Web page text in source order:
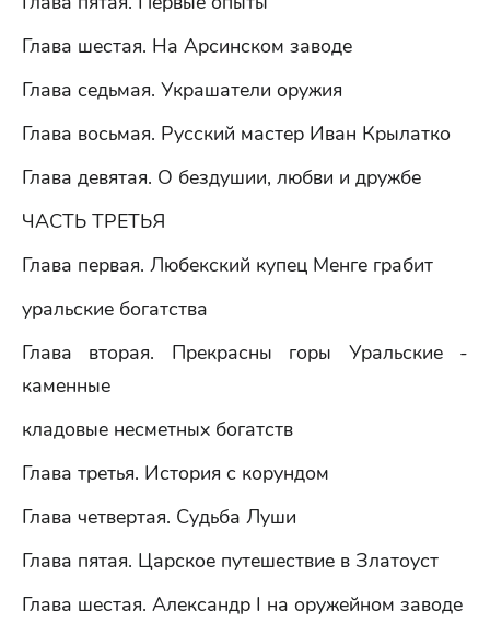
Глава шестая. На Арсинском заводе
Глава седьмая. Украшатели оружия
Глава восьмая. Русский мастер Иван Крылатко
Глава девятая. О бездушии, любви и дружбе
ЧАСТЬ ТРЕТЬЯ
Глава первая. Любекский купец Менге грабит
уральские богатства
Глава вторая. Прекрасны горы Уральские -
каменные
кладовые несметных богатств
Глава третья. История с корундом
Глава четвертая. Судьба Луши
Глава пятая. Царское путешествие в Златоуст
Глава шестая. Александр I на оружейном заводе